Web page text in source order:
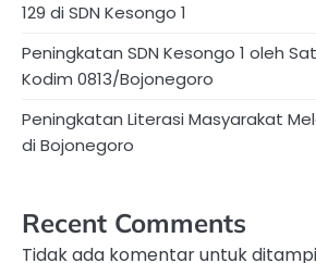
129 di SDN Kesongo 1
Peningkatan SDN Kesongo 1 oleh
Kodim 0813/Bojonegoro
Peningkatan Literasi Masyarakat
di Bojonegoro
Recent Comments
Tidak ada komentar untuk